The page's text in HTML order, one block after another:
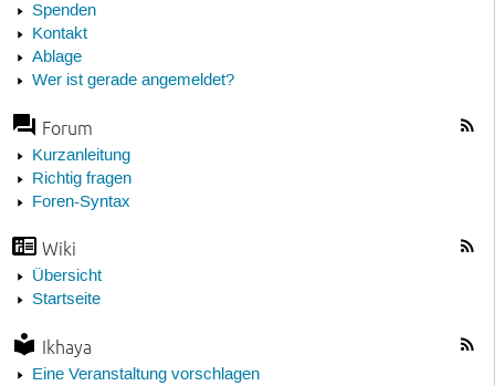
Spenden
Kontakt
Ablage
Wer ist gerade angemeldet?
Forum
Kurzanleitung
Richtig fragen
Foren-Syntax
Wiki
Übersicht
Startseite
Ikhaya
Eine Veranstaltung vorschlagen